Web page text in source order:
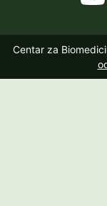
Centar za